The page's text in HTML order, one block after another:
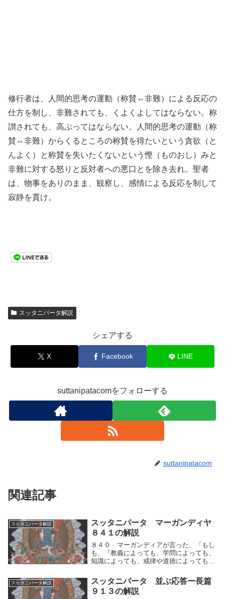
修行者は、人間的思考の運動（称賛⇔非難）による反応の
仕方を制し、非難されても、くよくよしてはならない。称
讃されても、高ぶってはならない。人間的思考の運動（称
賛⇔非難）からくるところの称賛を得たいという貪欲（と
んよく）と称賛を失いたくないという慳（ものおし）みと
非難に対する怒りと反対者への悪口とを除き去れ。聖者
は、物事をありのまま、観察し、感情による反応を制して
寂静を貫け。
スッタニパータ解説
シェアする
X Facebook LINE
suttanipatacomをフォローする
suttanipatacom
関連記事
スッタニパータ解説
スッタニパータ マーガンディヤ
８４１の解説
８４０ マーガンディアが言った、「もし
も、『教義によっても、学問によっても、
知識によっても、戒律や道徳によっても清
『教義がなくても、学問がなくても、知識
がなくても、戒律や道徳を守らないでも、
清らかになる...
スッタニパータ解説
スッタニパータ 並ぶ応答ー長篇
９１３の解説